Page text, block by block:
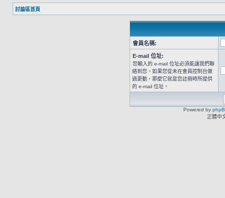
討論區首頁
會員名稱:
E-mail 位址:
您輸入的 e-mail 位址必須能讓我們聯
絡到您。如果您從未在會員控制台做
過更動，那麼它就是您註冊時所提供
的 e-mail 位址。
Powered by
正體中